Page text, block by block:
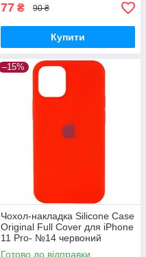
77 ₴ 90 ₴
Купити
–15%
Чохол-накладка Silicone Case
Original Full Cover для iPhone
11 Pro- №14 червоний
Готово до відправки